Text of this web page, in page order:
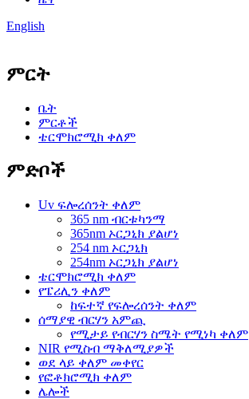
English
ምርት
ቤት
ምርቶች
ቴርሞክሮሚክ ቀለም
ምድቦች
Uv ፍሎረሰንት ቀለም
365 nm ብርቱካንማ
365nm ኦርጋኒክ ያልሆነ
254 nm ኦርጋኒክ
254nm ኦርጋኒክ ያልሆነ
ቴርሞክሮሚክ ቀለም
የፔሪሊን ቀለም
ከፍተኛ የፍሎረሰንት ቀለም
ሰማያዊ ብርሃን አምጪ
የሚታይ የብርሃን ስሜት የሚነካ ቀለም
NIR የሚስብ ማቅለሚያዎች
ወደ ላይ ቀለም መቀየር
የፎቶክሮሚክ ቀለም
ሌሎች